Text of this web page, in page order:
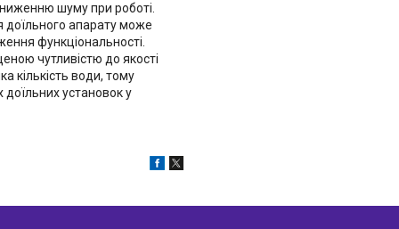
шуму при роботі.
доїльного апарату може
функціональності.
чутливістю до якості
кількість води, тому
установок у